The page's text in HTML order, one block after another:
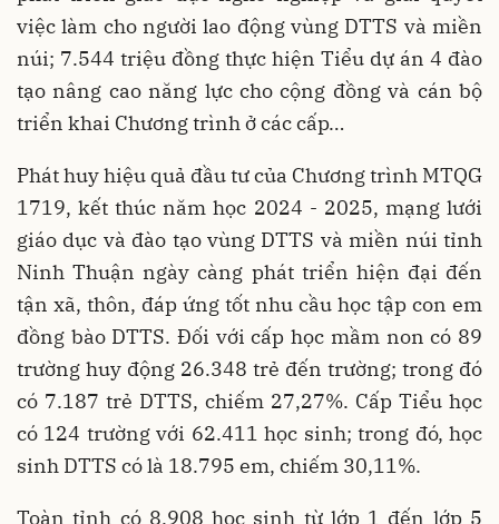
việc làm cho người lao động vùng DTTS và miền
núi; 7.544 triệu đồng thực hiện Tiểu dự án 4 đào
tạo nâng cao năng lực cho cộng đồng và cán bộ
triển khai Chương trình ở các cấp…
Phát huy hiệu quả đầu tư của Chương trình MTQG
1719, kết thúc năm học 2024 - 2025, mạng lưới
giáo dục và đào tạo vùng DTTS và miền núi tỉnh
Ninh Thuận ngày càng phát triển hiện đại đến
tận xã, thôn, đáp ứng tốt nhu cầu học tập con em
đồng bào DTTS. Đối với cấp học mầm non có 89
trường huy động 26.348 trẻ đến trường; trong đó
có 7.187 trẻ DTTS, chiếm 27,27%. Cấp Tiểu học
có 124 trường với 62.411 học sinh; trong đó, học
sinh DTTS có là 18.795 em, chiếm 30,11%.
Toàn tỉnh có 8.908 học sinh từ lớp 1 đến lớp 5